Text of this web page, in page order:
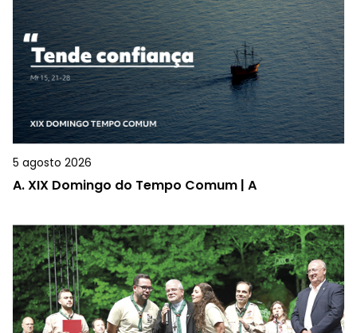
5 agosto 2026
A.XIX Domingo do Tempo Comum | A